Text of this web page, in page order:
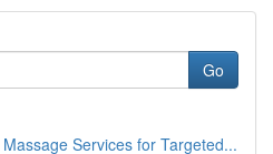
Go
Services for Targeted...